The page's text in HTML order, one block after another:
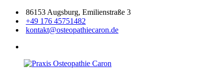
Zum
Inhalt
springen
86153 Augsburg, Emilienstraße 3
+49 176 45751482
kontakt@osteopathiecaron.de